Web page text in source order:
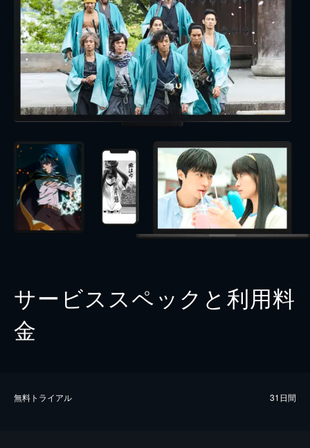
サービススペックと利用料
金
無料トライアル 31日間